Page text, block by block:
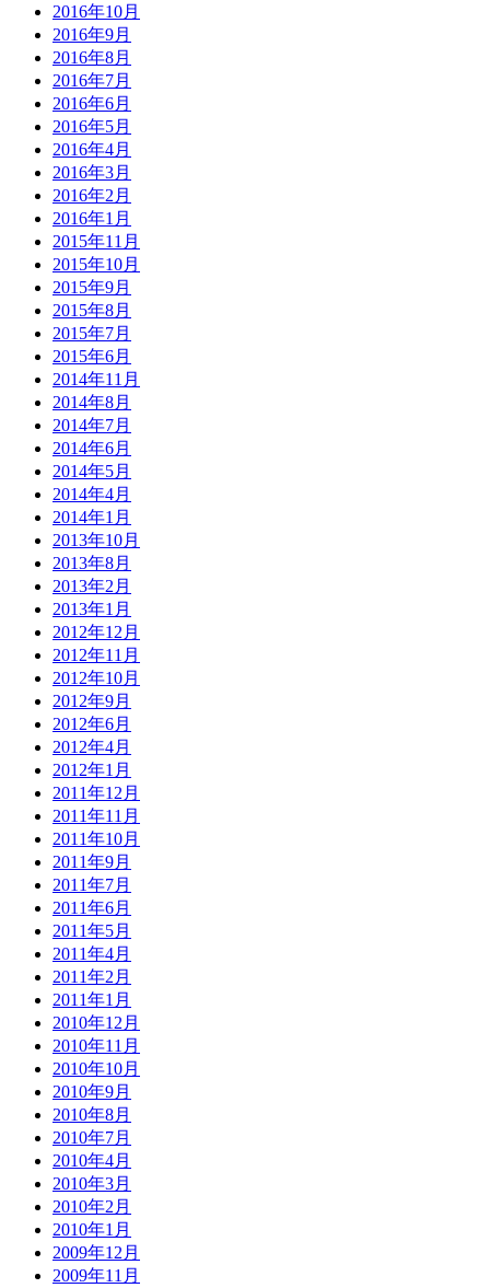
2016年10月
2016年9月
2016年8月
2016年7月
2016年6月
2016年5月
2016年4月
2016年3月
2016年2月
2016年1月
2015年11月
2015年10月
2015年9月
2015年8月
2015年7月
2015年6月
2014年11月
2014年8月
2014年7月
2014年6月
2014年5月
2014年4月
2014年1月
2013年10月
2013年8月
2013年2月
2013年1月
2012年12月
2012年11月
2012年10月
2012年9月
2012年6月
2012年4月
2012年1月
2011年12月
2011年11月
2011年10月
2011年9月
2011年7月
2011年6月
2011年5月
2011年4月
2011年2月
2011年1月
2010年12月
2010年11月
2010年10月
2010年9月
2010年8月
2010年7月
2010年4月
2010年3月
2010年2月
2010年1月
2009年12月
2009年11月